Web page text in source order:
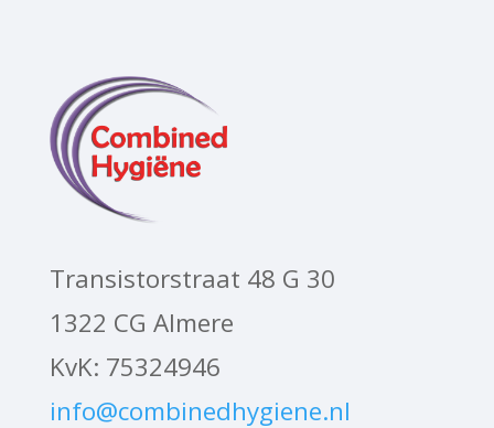
Transistorstraat 48 G 30
1322 CG Almere
KvK: 75324946
info@combinedhygiene.nl